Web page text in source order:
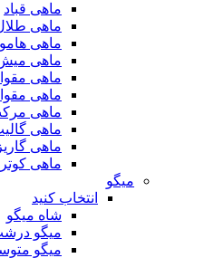
ماهی قباد
ماهی
ماهی
ماهی
ماهی
ماهی
ماهی
ماهی
ماهی گاریز
ماهی کوتر
میگو
انتخاب کنید
شاه میگو
میگو
میگو